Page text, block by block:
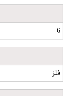
6
فلز